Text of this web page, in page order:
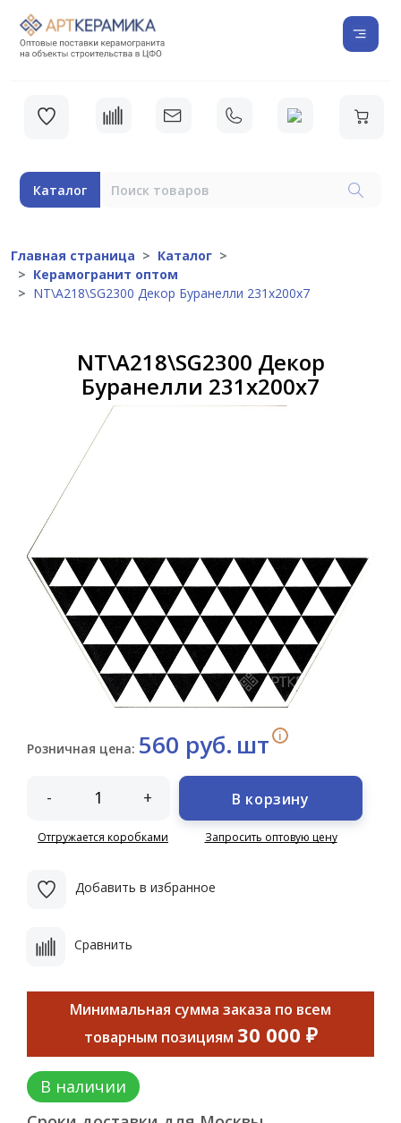
Каталог
Главная страница
Каталог
Керамогранит оптом
NT\A218\SG2300 Декор Буранелли 231х200х7
NT\A218\SG2300 Декор
Буранелли 231х200х7
Розничная цена: 560 руб. шт i
- +
Отгружается коробками
В корзину
Запросить оптовую цену
Добавить в избранное
Сравнить
Минимальная сумма заказа по всем
товарным позициям 30 000 ₽
В наличии